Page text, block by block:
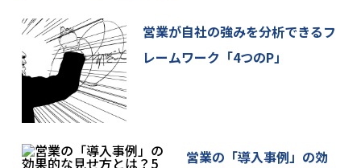
た、当社のサービスに関するご案内にも利用させて
いただくことがございます。
4. 当社が取得した個人情報の第三者への委託、提供
について
第三者に委託または提供することはありません。
営業が自社の強みを分析できるフ
レームワーク「4つのP」
営業の「導入事例」の効